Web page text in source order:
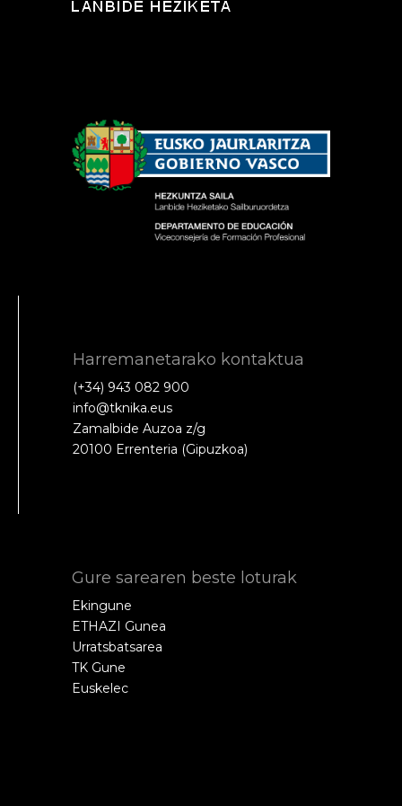
Harremanetarako kontaktua
(+34) 943 082 900
info@tknika.eus
Zamalbide Auzoa z/g
20100 Errenteria (Gipuzkoa)
Gure sarearen beste loturak
Ekingune
ETHAZI Gunea
Urratsbatsarea
TK Gune
Euskelec